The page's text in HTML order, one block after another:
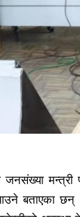
मन्त्री
बताएका छन् ।